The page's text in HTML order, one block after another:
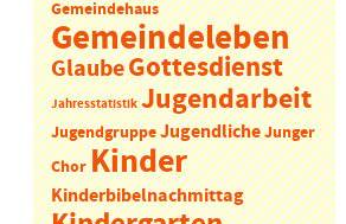
Gemeindehaus
Gemeindeleben
GlaubeGottesdienst
Jahresstatistik Jugendarbeit
Jugendgruppe Jugendliche Junger
Chor Kinder
Kinderbibelnachmittag